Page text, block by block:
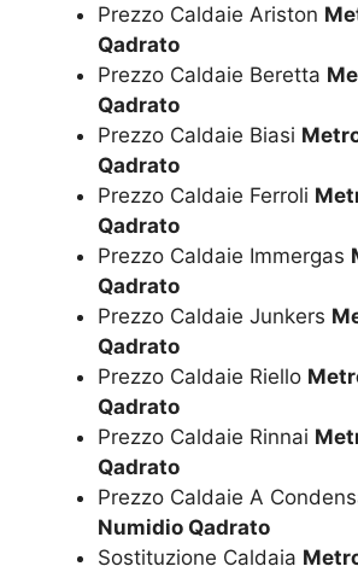
Prezzo Caldaie Ariston
Qadrato
Prezzo Caldaie Beretta
Qadrato
Prezzo Caldaie Biasi
Qadrato
Prezzo Caldaie Ferroli
Qadrato
Prezzo Caldaie Immergas
Qadrato
Prezzo Caldaie Junkers
Qadrato
Prezzo Caldaie Riello
Qadrato
Prezzo Caldaie Rinnai
Qadrato
Prezzo Caldaie A
Numidio Qadrato
Sostituzione Caldaia